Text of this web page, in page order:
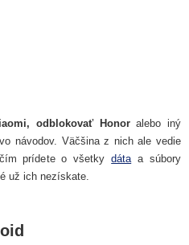
odblokovať Honoralebo iný
návodov. Väčšina z nich ale vedie
čím prídete o všetkydátaa súbory
už ich nezískate.